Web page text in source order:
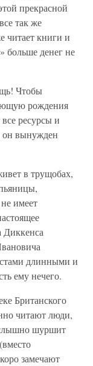
прекрасной
так же
читает книги и
больше денег не
Чтобы
рождения
ресурсы и
он вынужден
в трущобах,
имеет
Диккенса
длинными и
ему нечего.
Британского
читают люди,
слышно шуршит
замечают